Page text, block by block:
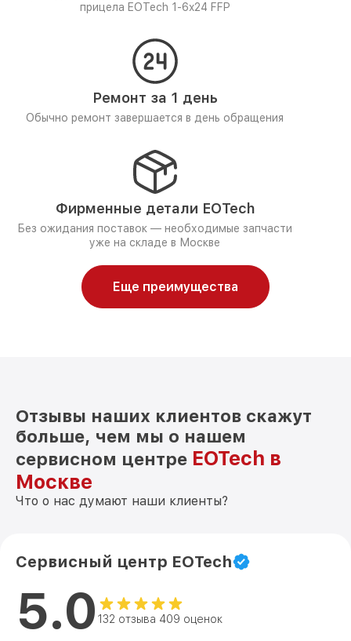
прицела EOTech 1-6x24 FFP
Ремонт за 1 день
Обычно ремонт завершается в день обращения
Фирменные детали EOTech
Без ожидания поставок — необходимые запчасти
уже на складе в Москве
Еще преимущества
Отзывы наших клиентов скажут
больше, чем мы о нашем
сервисном центре EOTech в
Москве
Что о нас думают наши клиенты?
Сервисный центр EOTech
5.0 132 отзыва 409 оценок